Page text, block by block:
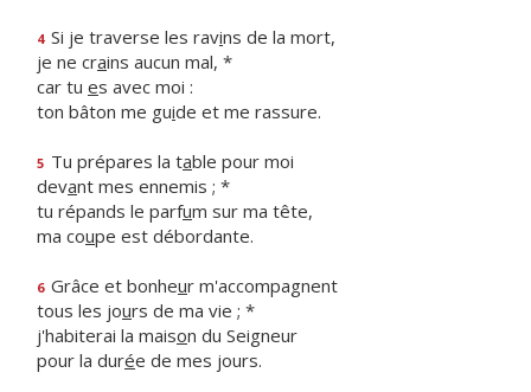
4 Si je traverse les ravins de la mort,
je ne crains aucun mal, *
car tu es avec moi :
ton bâton me guide et me rassure.
5 Tu prépares la table pour moi
devant mes ennemis ; *
tu répands le parfum sur ma tête,
ma coupe est débordante.
6 Grâce et bonheur m'accompagnent
tous les jours de ma vie ; *
j'habiterai la maison du Seigneur
pour la durée de mes jours.